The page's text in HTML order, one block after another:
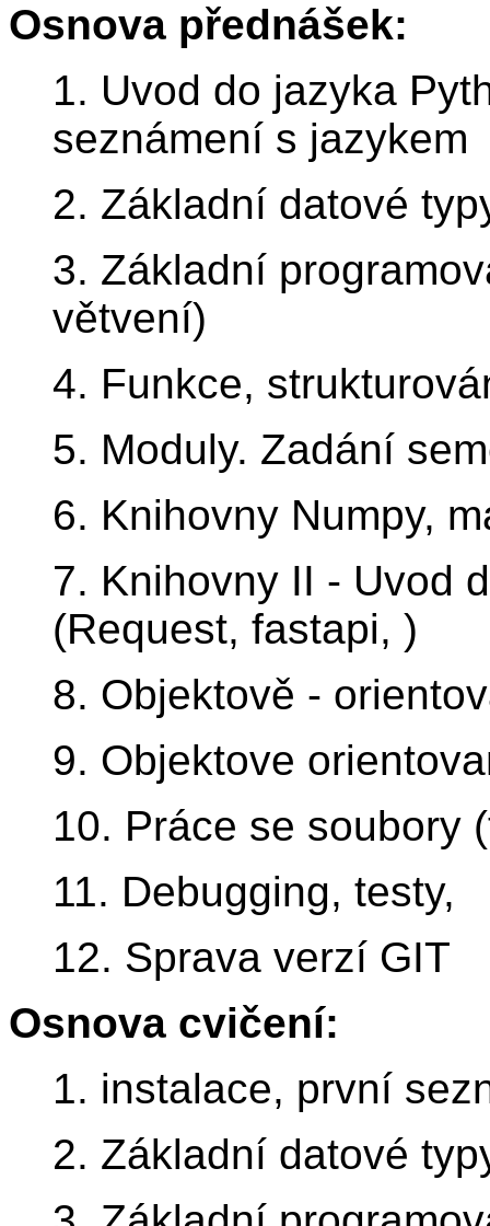
Osnova přednášek:
1. Uvod do jazyka
seznámení s jazykem
2. Základní datové
3. Základní
větvení)
4. Funkce,
5. Moduly. Zadání
6. Knihovny Numpy,
7. Knihovny II - Uvod
(Request, fastapi, )
8. Objektově -
9. Objektove
10. Práce se soubory
11. Debugging, testy,
12. Sprava verzí GIT
Osnova cvičení:
1. instalace, první
2. Základní datové